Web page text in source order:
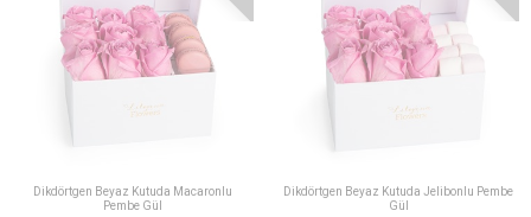
Dikdörtgen Beyaz Kutuda Macaronlu
Pembe Gül
Dikdörtgen Beyaz Kutuda Jelibonlu Pembe
Gül